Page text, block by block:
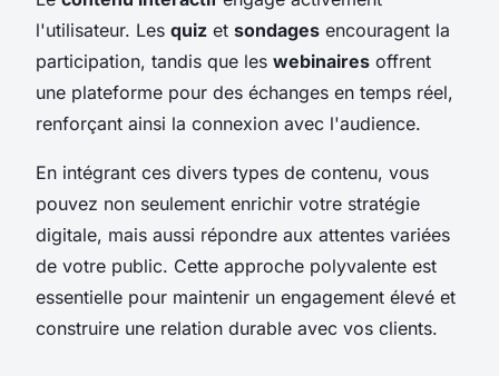
l'utilisateur. Les quiz et sondages encouragent la
participation, tandis que les webinaires offrent
une plateforme pour des échanges en temps réel,
renforçant ainsi la connexion avec l'audience.
En intégrant ces divers types de contenu, vous
pouvez non seulement enrichir votre stratégie
digitale, mais aussi répondre aux attentes variées
de votre public. Cette approche polyvalente est
essentielle pour maintenir un engagement élevé et
construire une relation durable avec vos clients.